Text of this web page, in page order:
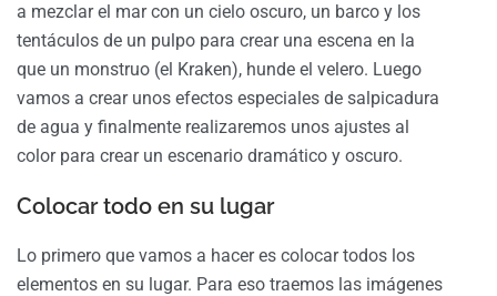
a mezclar el mar con un cielo oscuro, un barco y los
tentáculos de un pulpo para crear una escena en la
que un monstruo (el Kraken), hunde el velero. Luego
vamos a crear unos efectos especiales de salpicadura
de agua y finalmente realizaremos unos ajustes al
color para crear un escenario dramático y oscuro.
Colocar todo en su lugar
Lo primero que vamos a hacer es colocar todos los
elementos en su lugar. Para eso traemos las imágenes